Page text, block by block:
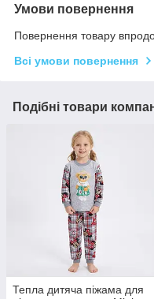
Умови повернення
Повернення товару
Всі умови повернення
Подібні товари
Тепла дитяча піжама для